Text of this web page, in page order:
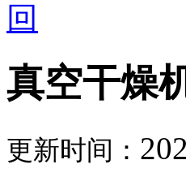
回
真空干燥
更新时间：